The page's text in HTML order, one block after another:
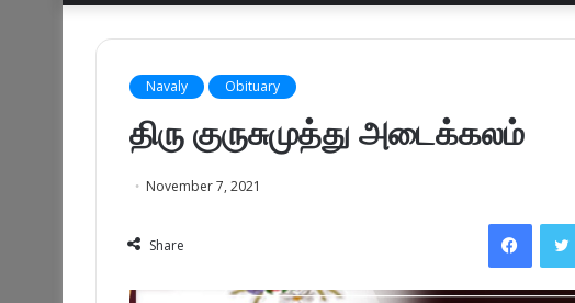
Navaly Obituary
திரு குருசுமுத்து அடைக்கலம்
November 7, 2021
Share